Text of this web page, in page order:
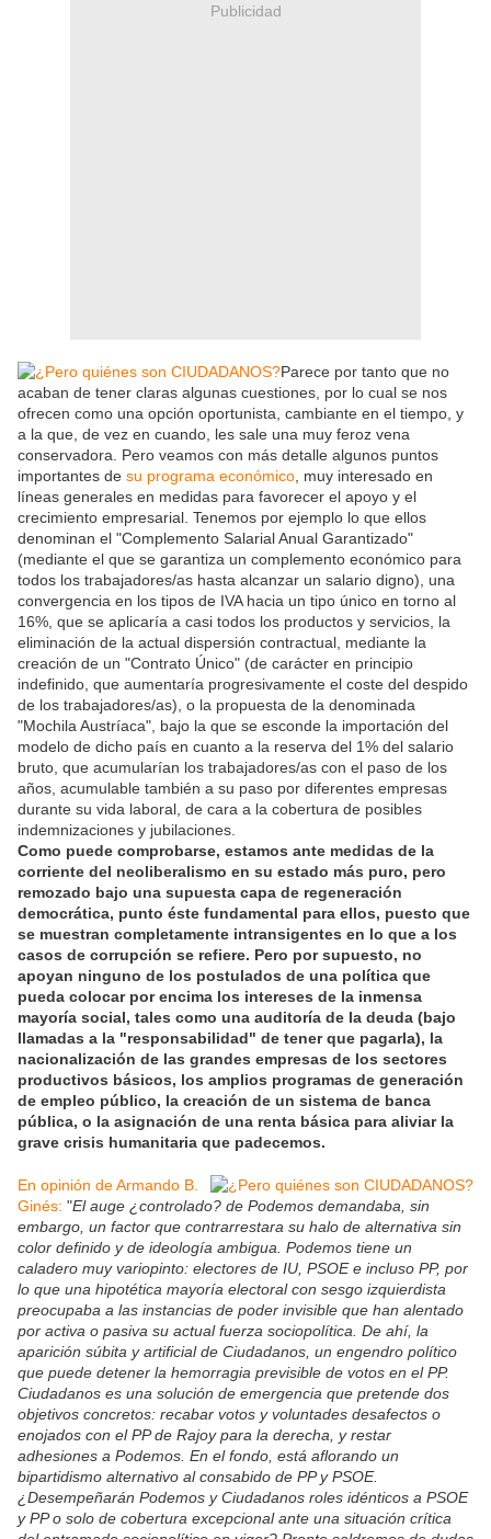
Publicidad
Parece por tanto que no
acaban de tener claras algunas cuestiones, por lo cual se nos
ofrecen como una opción oportunista, cambiante en el tiempo, y
a la que, de vez en cuando, les sale una muy feroz vena
conservadora. Pero veamos con más detalle algunos puntos
importantes de su programa económico , muy interesado en
líneas generales en medidas para favorecer el apoyo y el
crecimiento empresarial. Tenemos por ejemplo lo que ellos
denominan el "Complemento Salarial Anual Garantizado"
(mediante el que se garantiza un complemento económico para
todos los trabajadores/as hasta alcanzar un salario digno), una
convergencia en los tipos de IVA hacia un tipo único en torno al
16%, que se aplicaría a casi todos los productos y servicios, la
eliminación de la actual dispersión contractual, mediante la
creación de un "Contrato Único" (de carácter en principio
indefinido, que aumentaría progresivamente el coste del despido
de los trabajadores/as), o la propuesta de la denominada
"Mochila Austríaca", bajo la que se esconde la importación del
modelo de dicho país en cuanto a la reserva del 1% del salario
bruto, que acumularían los trabajadores/as con el paso de los
años, acumulable también a su paso por diferentes empresas
durante su vida laboral, de cara a la cobertura de posibles
indemnizaciones y jubilaciones.
Como puede comprobarse, estamos ante medidas de la
corriente del neoliberalismo en su estado más puro, pero
remozado bajo una supuesta capa de regeneración
democrática, punto éste fundamental para ellos, puesto que
se muestran completamente intransigentes en lo que a los
casos de corrupción se refiere. Pero por supuesto, no
apoyan ninguno de los postulados de una política que
pueda colocar por encima los intereses de la inmensa
mayoría social, tales como una auditoría de la deuda (bajo
llamadas a la "responsabilidad" de tener que pagarla), la
nacionalización de las grandes empresas de los sectores
productivos básicos, los amplios programas de generación
de empleo público, la creación de un sistema de banca
pública, o la asignación de una renta básica para aliviar la
grave crisis humanitaria que padecemos.
En opinión de Armando B.
Ginés: "El auge ¿controlado? de Podemos demandaba, sin
embargo, un factor que contrarrestara su halo de alternativa sin
color definido y de ideología ambigua. Podemos tiene un
caladero muy variopinto: electores de IU, PSOE e incluso PP, por
lo que una hipotética mayoría electoral con sesgo izquierdista
preocupaba a las instancias de poder invisible que han alentado
por activa o pasiva su actual fuerza sociopolítica. De ahí, la
aparición súbita y artificial de Ciudadanos, un engendro político
que puede detener la hemorragia previsible de votos en el PP.
Ciudadanos es una solución de emergencia que pretende dos
objetivos concretos: recabar votos y voluntades desafectos o
enojados con el PP de Rajoy para la derecha, y restar
adhesiones a Podemos. En el fondo, está aflorando un
bipartidismo alternativo al consabido de PP y PSOE.
¿Desempeñarán Podemos y Ciudadanos roles idénticos a PSOE
y PP o solo de cobertura excepcional ante una situación crítica